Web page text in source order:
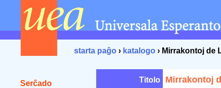
starta paĝo › katalogo › Mirrakontoj de
Serĉado
Titolo Mirrakontoj